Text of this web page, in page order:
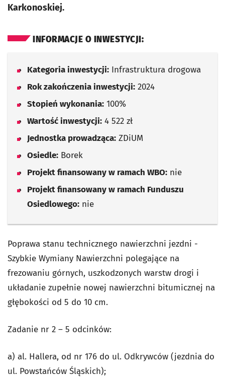
Karkonoskiej.
INFORMACJE O INWESTYCJI:
Kategoria inwestycji: Infrastruktura drogowa
Rok zakończenia inwestycji: 2024
Stopień wykonania: 100%
Wartość inwestycji: 4 522 zł
Jednostka prowadząca: ZDiUM
Osiedle: Borek
Projekt finansowany w ramach WBO: nie
Projekt finansowany w ramach Funduszu
Osiedlowego: nie
Poprawa stanu technicznego nawierzchni jezdni -
Szybkie Wymiany Nawierzchni polegające na
frezowaniu górnych, uszkodzonych warstw drogi i
układanie zupełnie nowej nawierzchni bitumicznej na
głębokości od 5 do 10 cm.
Zadanie nr 2 – 5 odcinków:
a) al. Hallera, od nr 176 do ul. Odkrywców (jezdnia do
ul. Powstańców Śląskich);